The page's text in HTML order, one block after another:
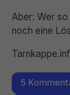
Aber: Wer
noch eine
5